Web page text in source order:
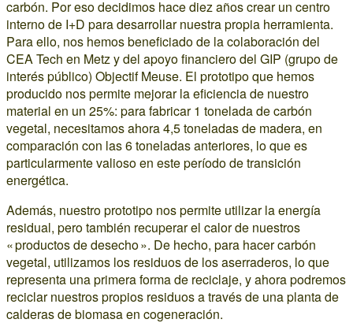
carbón. Por eso decidimos hace diez años crear un centro
interno de I+D para desarrollar nuestra propia herramienta.
Para ello, nos hemos beneficiado de la colaboración del
CEA Tech en Metz y del apoyo financiero del GIP (grupo de
interés público) Objectif Meuse. El prototipo que hemos
producido nos permite mejorar la eficiencia de nuestro
material en un 25%: para fabricar 1 tonelada de carbón
vegetal, necesitamos ahora 4,5 toneladas de madera, en
comparación con las 6 toneladas anteriores, lo que es
particularmente valioso en este período de transición
energética.
Además, nuestro prototipo nos permite utilizar la energía
residual, pero también recuperar el calor de nuestros
« productos de desecho ». De hecho, para hacer carbón
vegetal, utilizamos los residuos de los aserraderos, lo que
representa una primera forma de reciclaje, y ahora podremos
reciclar nuestros propios residuos a través de una planta de
calderas de biomasa en cogeneración.